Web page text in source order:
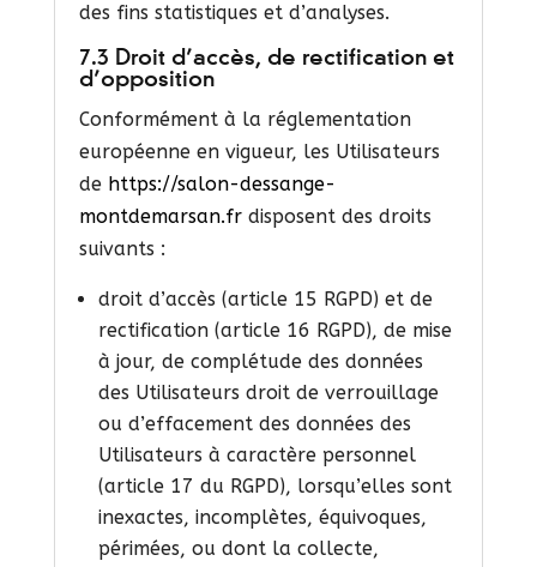
des fins statistiques et d’analyses.
7.3 Droit d’accès, de rectification et
d’opposition
Conformément à la réglementation
européenne en vigueur, les Utilisateurs
de https://salon-dessange-
montdemarsan.fr disposent des droits
suivants :
droit d’accès (article 15 RGPD) et de
rectification (article 16 RGPD), de mise
à jour, de complétude des données
des Utilisateurs droit de verrouillage
ou d’effacement des données des
Utilisateurs à caractère personnel
(article 17 du RGPD), lorsqu’elles sont
inexactes, incomplètes, équivoques,
périmées, ou dont la collecte,